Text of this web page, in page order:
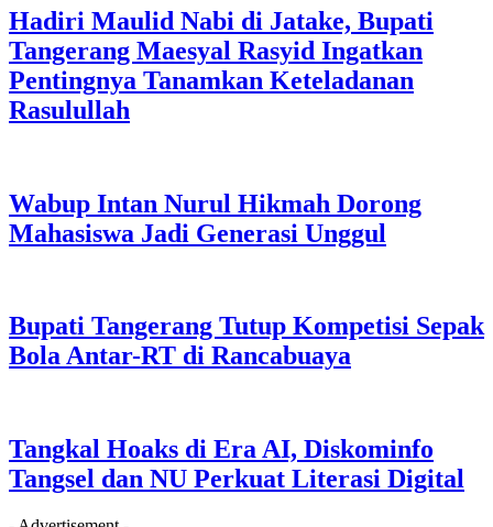
Hadiri Maulid Nabi di Jatake, Bupati
Tangerang Maesyal Rasyid Ingatkan
Pentingnya Tanamkan Keteladanan
Rasulullah
Wabup Intan Nurul Hikmah Dorong
Mahasiswa Jadi Generasi Unggul
Bupati Tangerang Tutup Kompetisi Sepak
Bola Antar-RT di Rancabuaya
Tangkal Hoaks di Era AI, Diskominfo
Tangsel dan NU Perkuat Literasi Digital